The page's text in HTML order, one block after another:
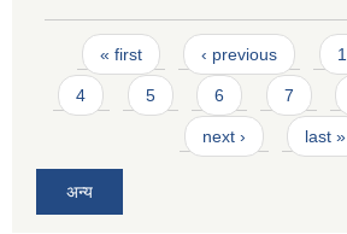
Pages
« first ‹ previous 1
4 5 6 7
next › last »
अन्य